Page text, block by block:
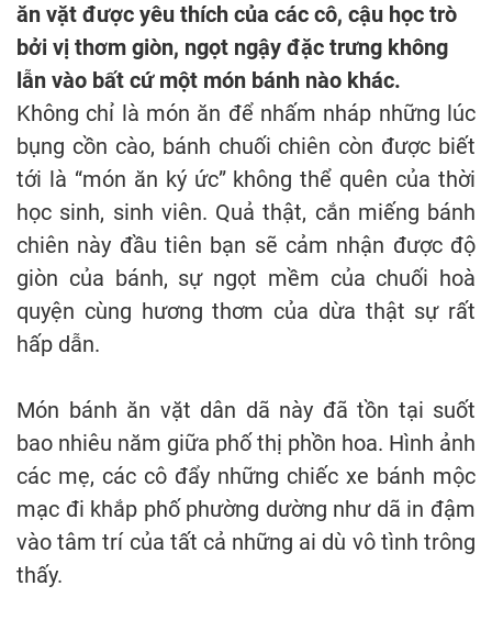
ăn vặt được yêu thích của các cô, cậu học trò
bởi vị thơm giòn, ngọt ngậy đặc trưng không
lẫn vào bất cứ một món bánh nào khác.
Không chỉ là món ăn để nhấm nháp những lúc
bụng cồn cào, bánh chuối chiên còn được biết
tới là “món ăn ký ức” không thể quên của thời
học sinh, sinh viên. Quả thật, cắn miếng bánh
chiên này đầu tiên bạn sẽ cảm nhận được độ
giòn của bánh, sự ngọt mềm của chuối hoà
quyện cùng hương thơm của dừa thật sự rất
hấp dẫn.
Món bánh ăn vặt dân dã này đã tồn tại suốt
bao nhiêu năm giữa phố thị phồn hoa. Hình ảnh
các mẹ, các cô đẩy những chiếc xe bánh mộc
mạc đi khắp phố phường dường như dã in đậm
vào tâm trí của tất cả những ai dù vô tình trông
thấy.